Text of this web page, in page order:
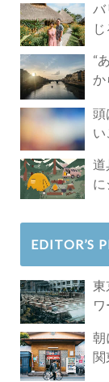
バ
“
か
頭
い
道
EDITOR’S
東
朝
関